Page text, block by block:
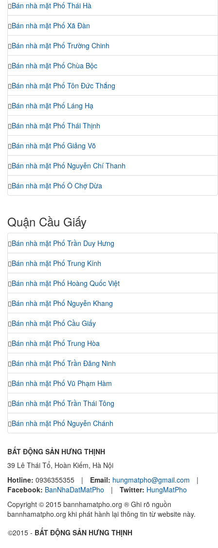
Bán nhà mặt Phố Thái Hà
Bán nhà mặt Phố Xã Đàn
Bán nhà mặt Phố Trường Chinh
Bán nhà mặt Phố Chùa Bộc
Bán nhà mặt Phố Tôn Đức Thắng
Bán nhà mặt Phố Láng Hạ
Bán nhà mặt Phố Thái Thịnh
Bán nhà mặt Phố Giảng Võ
Bán nhà mặt Phố Nguyễn Chí Thanh
Bán nhà mặt Phố Ô Chợ Dừa
Quận Cầu Giấy
Bán nhà mặt Phố Trần Duy Hưng
Bán nhà mặt Phố Trung Kính
Bán nhà mặt Phố Hoàng Quốc Việt
Bán nhà mặt Phố Nguyễn Khang
Bán nhà mặt Phố Cầu Giấy
Bán nhà mặt Phố Trung Hòa
Bán nhà mặt Phố Trần Đăng Ninh
Bán nhà mặt Phố Vũ Phạm Hàm
Bán nhà mặt Phố Trần Thái Tông
Bán nhà mặt Phố Nguyễn Chánh
BẤT ĐỘNG SẢN HƯNG THỊNH
39 Lê Thái Tổ, Hoàn Kiếm, Hà Nội
Hotline: 0936355355 | Email: hungmatpho@gmail.com
|
Facebook: BanNhaDatMatPho | Twitter: HungMatPho
Copyright © 2015 bannhamatpho.org ® Ghi rõ nguồn
bannhamatpho.org khi phát hành lại thông tin từ website này.
©2015 - BẤT ĐỘNG SẢN HƯNG THỊNH